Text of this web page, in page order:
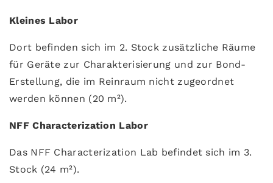
Kleines Labor
Dort befinden sich im 2. Stock zusätzliche Räume
für Geräte zur Charakterisierung und zur Bond-
Erstellung, die im Reinraum nicht zugeordnet
werden können (20 m²).
NFF Characterization Labor
Das NFF Characterization Lab befindet sich im 3.
Stock (24 m²).